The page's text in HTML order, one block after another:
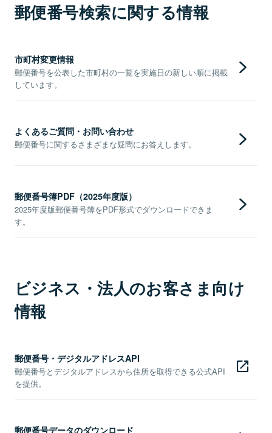
郵便番号検索に関する情報
市町村変更情報
郵便番号を公表した市町村の一覧を実施日の新しい順に掲載
しています。
よくあるご質問・お問い合わせ
郵便番号に関するさまざまな疑問にお答えします。
郵便番号簿PDF（2025年度版）
2025年度版郵便番号簿をPDF形式でダウンロードできま
す。
ビジネス・法人のお客さま向け
情報
郵便番号・デジタルアドレスAPI
郵便番号とデジタルアドレスから住所を取得できる公式API
を提供。
郵便番号データのダウンロード